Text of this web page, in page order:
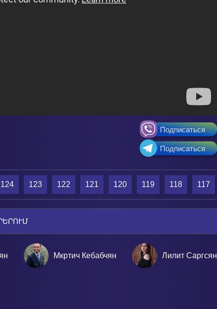
Подписаться
Подписаться
124 123 122 121 120 119 118 117
Мкртич Кебабчян Лилит Саргсян